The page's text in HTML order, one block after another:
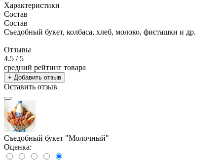
Характеристики
Состав
Состав
Съедобный букет, колбаса, хлеб, молоко, фисташки и др.
Отзывы
4.5 / 5
средний рейтинг товара
+ Добавить отзыв
Оставить отзыв
Съедобный букет "Молочный"
Оценка: